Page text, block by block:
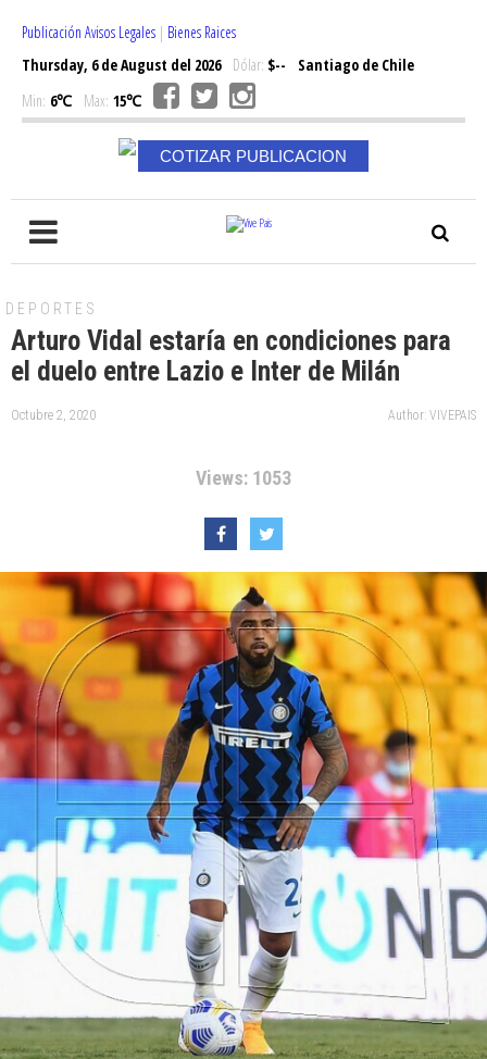
Publicación Avisos Legales | Bienes Raices
Thursday, 6 de August del 2026Dólar: $--
Santiago de Chile
Min: 6℃ Max: 15℃
COTIZAR PUBLICACION
DEPORTES
Arturo Vidal estaría en condiciones para
el duelo entre Lazio e Inter de Milán
Octubre 2, 2020 Author: VIVEPAIS
Views: 1053